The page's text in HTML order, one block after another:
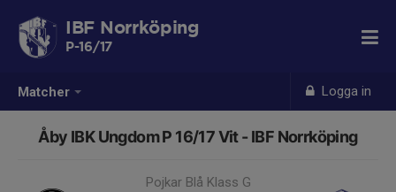
Matcher Logga in
IBF Norrköping
P-16/17
Åby IBK Ungdom P 16/17 Vit - IBF Norrköping
Pojkar Blå Klass G